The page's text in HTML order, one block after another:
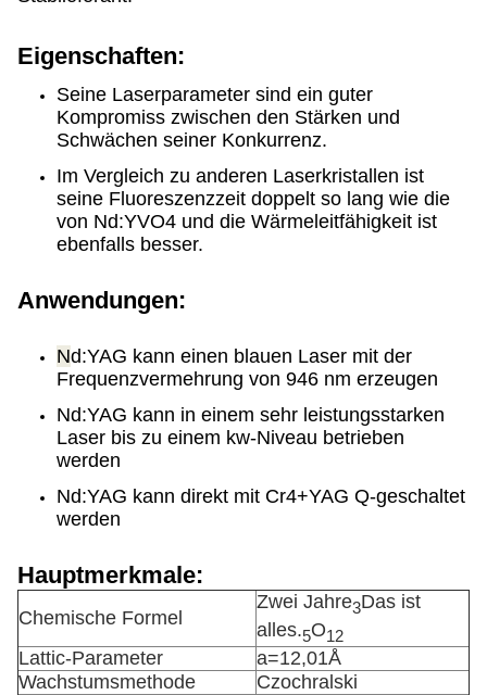
Eigenschaften:
Seine Laserparameter sind ein guter
Kompromiss zwischen den Stärken und
Schwächen seiner Konkurrenz.
Im Vergleich zu anderen Laserkristallen ist
seine Fluoreszenzzeit doppelt so lang wie die
von Nd:YVO4 und die Wärmeleitfähigkeit ist
ebenfalls besser.
Anwendungen:
Nd:YAG kann einen blauen Laser mit der
Frequenzvermehrung von 946 nm erzeugen
Nd:YAG kann in einem sehr leistungsstarken
Laser bis zu einem kw-Niveau betrieben
werden
Nd:YAG kann direkt mit Cr4+YAG Q-geschaltet
werden
Hauptmerkmale:
Chemische Formel
Zwei Jahre3Das ist
alles.5O12
Lattic-Parameter
a=12,01Å
Wachstumsmethode
Czochralski